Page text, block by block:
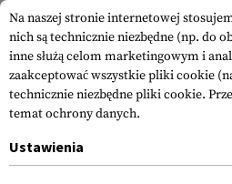
Na naszej stronie internetowej
nich są technicznie niezbędne (np. do
inne służą celom marketingowym i
zaakceptować wszystkie pliki cookie
technicznie niezbędne pliki cookie.
temat ochrony danych.
Ustawienia